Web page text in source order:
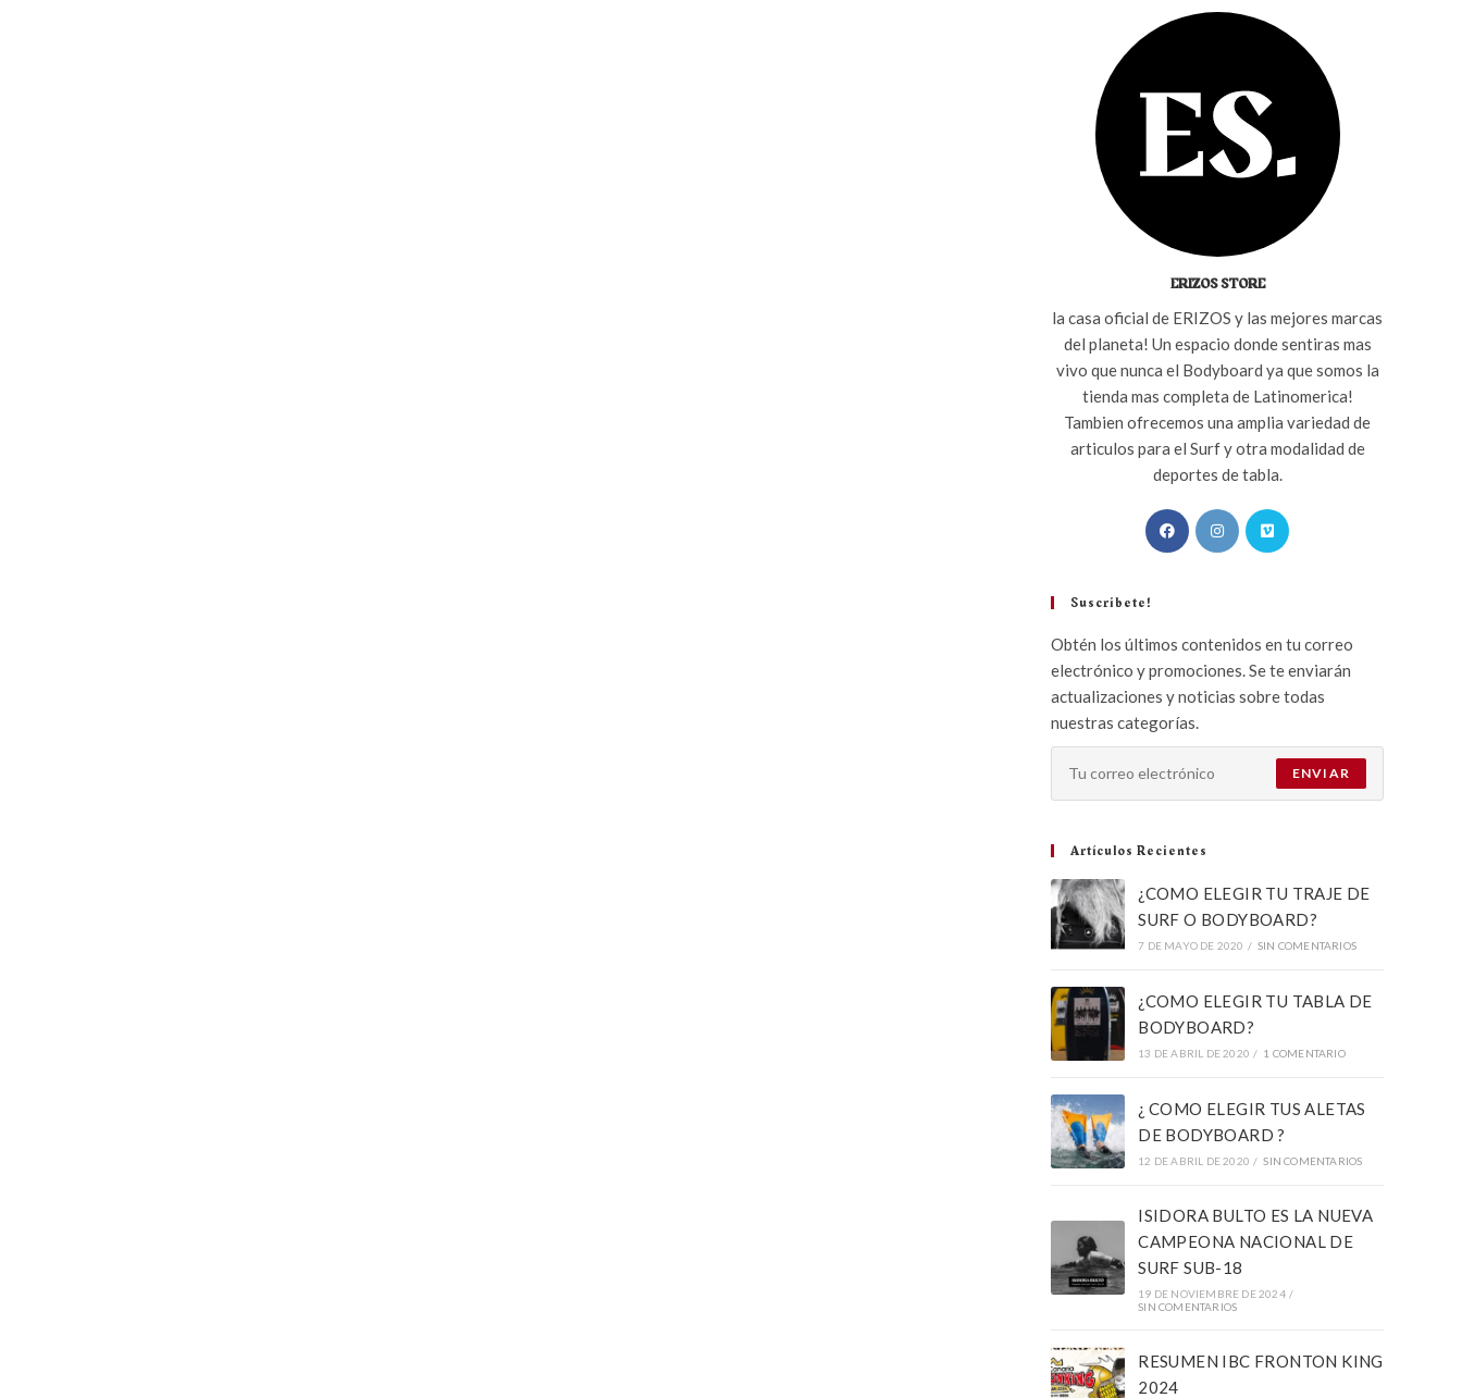
ERIZOS STORE
la casa oficial de ERIZOS y las mejores marcas
del planeta! Un espacio donde sentiras mas
vivo que nunca el Bodyboard ya que somos la
tienda mas completa de Latinomerica!
Tambien ofrecemos una amplia variedad de
articulos para el Surf y otra modalidad de
deportes de tabla.
Suscribete!
Obtén los últimos contenidos en tu correo
electrónico y promociones. Se te enviarán
actualizaciones y noticias sobre todas
nuestras categorías.
ENVIAR
Artículos Recientes
¿COMO ELEGIR TU TRAJE DE
SURF O BODYBOARD?
7 DE MAYO DE 2020 / SIN COMENTARIOS
¿COMO ELEGIR TU TABLA DE
BODYBOARD?
13 DE ABRIL DE 2020 / 1 COMENTARIO
¿ COMO ELEGIR TUS ALETAS
DE BODYBOARD ?
12 DE ABRIL DE 2020 / SIN COMENTARIOS
ISIDORA BULTO ES LA NUEVA
CAMPEONA NACIONAL DE
SURF SUB-18
19 DE NOVIEMBRE DE 2024 /
SIN COMENTARIOS
RESUMEN IBC FRONTON KING
2024